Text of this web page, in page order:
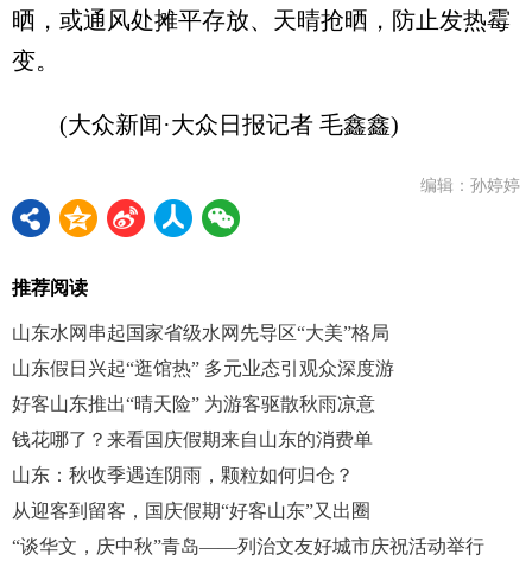
晒，或通风处摊平存放、天晴抢晒，防止发热霉
变。
(大众新闻·大众日报记者 毛鑫鑫)
编辑：孙婷婷
推荐阅读
山东水网串起国家省级水网先导区“大美”格局
山东假日兴起“逛馆热” 多元业态引观众深度游
好客山东推出“晴天险” 为游客驱散秋雨凉意
钱花哪了？来看国庆假期来自山东的消费单
山东：秋收季遇连阴雨，颗粒如何归仓？
从迎客到留客，国庆假期“好客山东”又出圈
“谈华文，庆中秋”青岛——列治文友好城市庆祝活动举行